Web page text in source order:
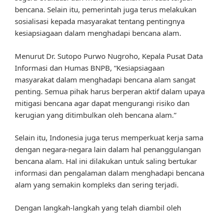
bencana. Selain itu, pemerintah juga terus melakukan
sosialisasi kepada masyarakat tentang pentingnya
kesiapsiagaan dalam menghadapi bencana alam.
Menurut Dr. Sutopo Purwo Nugroho, Kepala Pusat Data
Informasi dan Humas BNPB, “Kesiapsiagaan
masyarakat dalam menghadapi bencana alam sangat
penting. Semua pihak harus berperan aktif dalam upaya
mitigasi bencana agar dapat mengurangi risiko dan
kerugian yang ditimbulkan oleh bencana alam.”
Selain itu, Indonesia juga terus memperkuat kerja sama
dengan negara-negara lain dalam hal penanggulangan
bencana alam. Hal ini dilakukan untuk saling bertukar
informasi dan pengalaman dalam menghadapi bencana
alam yang semakin kompleks dan sering terjadi.
Dengan langkah-langkah yang telah diambil oleh